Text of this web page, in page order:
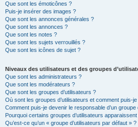
Que sont les émoticônes ?
Puis-je insérer des images ?
Que sont les annonces générales ?
Que sont les annonces ?
Que sont les notes ?
Que sont les sujets verrouillés ?
Que sont les icônes de sujet ?
Niveaux des utilisateurs et des groupes
Que sont les administrateurs ?
Que sont les modérateurs ?
Que sont les groupes d’utilisateurs ?
Où sont les groupes d’utilisateurs et comment puis-
Comment puis-je devenir le responsable d’un groupe
Pourquoi certains groupes d’utilisateurs
Qu’est-ce qu’un « groupe d’utilisateurs par défaut » ?